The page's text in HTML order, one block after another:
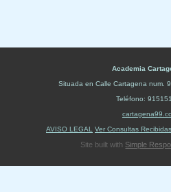
Academia
Situada en Calle Cartagena num.
Teléfono:
AVISO LEGAL
Ver Consultas Recibidas
Site built with Simple